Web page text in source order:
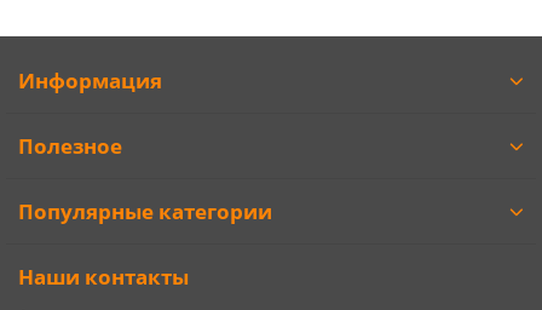
Информация
Полезное
Популярные категории
Наши контакты